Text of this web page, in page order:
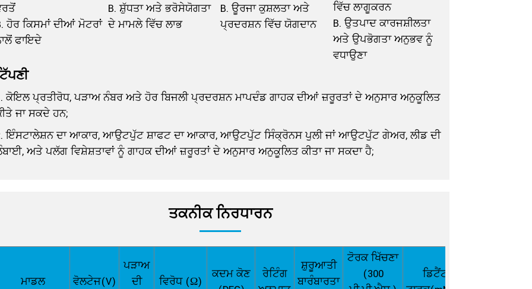
ਹੋਰ ਕਿਸਮਾਂ ਦੀਆਂ ਮੋਟਰਾਂ
ਫਾਇਦੇ
B. ਸ਼ੁੱਧਤਾ ਅਤੇ ਭਰੋਸੇਯੋਗਤਾ
ਦੇ ਮਾਮਲੇ ਵਿੱਚ ਲਾਭ
B. ਊਰਜਾ ਕੁਸ਼ਲਤਾ ਅਤੇ
ਪ੍ਰਦਰਸ਼ਨ ਵਿੱਚ ਯੋਗਦਾਨ
ਵਿੱਚ ਲਾਗੂਕਰਨ
B. ਉਤਪਾਦ ਕਾਰਜਸ਼ੀਲਤਾ
ਅਤੇ ਉਪਭੋਗਤਾ ਅਨੁਭਵ ਨੂੰ
ਵਧਾਉਣਾ
ਕੋਇਲ ਪ੍ਰਤੀਰੋਧ, ਪੜਾਅ ਨੰਬਰ ਅਤੇ ਹੋਰ ਬਿਜਲੀ ਪ੍ਰਦਰਸ਼ਨ ਮਾਪਦੰਡ ਗਾਹਕ ਦੀਆਂ ਜ਼ਰੂਰਤਾਂ ਦੇ ਅਨੁਸਾਰ ਅਨੁਕੂਲਿਤ
ਜਾ ਸਕਦੇ ਹਨ;
ਇੰਸਟਾਲੇਸ਼ਨ ਦਾ ਆਕਾਰ, ਆਉਟਪੁੱਟ ਸ਼ਾਫਟ ਦਾ ਆਕਾਰ, ਆਉਟਪੁੱਟ ਸਿੰਕ੍ਰੋਨਸ ਪੁਲੀ ਜਾਂ ਆਉਟਪੁੱਟ ਗੇਅਰ, ਲੀਡ ਦੀ
ਅਤੇ ਪਲੱਗ ਵਿਸ਼ੇਸ਼ਤਾਵਾਂ ਨੂੰ ਗਾਹਕ ਦੀਆਂ ਜ਼ਰੂਰਤਾਂ ਦੇ ਅਨੁਸਾਰ ਅਨੁਕੂਲਿਤ ਕੀਤਾ ਜਾ ਸਕਦਾ ਹੈ;
ਤਕਨੀਕ ਨਿਰਧਾਰਨ
ਮਾਡਲ ਵੋਲਟੇਜ(V)
ਪੜਾਅ
ਦੀ
ਵਿਰੋਧ (Ω)
ਕਦਮ ਕੋਣ
ਰੇਟਿੰਗ
ਸ਼ੁਰੂਆਤੀ
ਬਾਰੰਬਾਰਤਾ
ਟੋਰਕ ਖਿੱਚਣਾ
(300
ਡਿਟੈਂਟ